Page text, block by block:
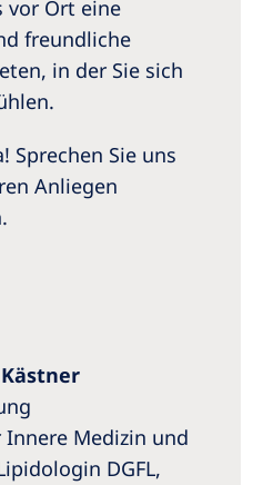
vor Ort eine
freundliche
in der Sie sich
Sprechen Sie uns
Anliegen
Innere Medizin und
DGFL,